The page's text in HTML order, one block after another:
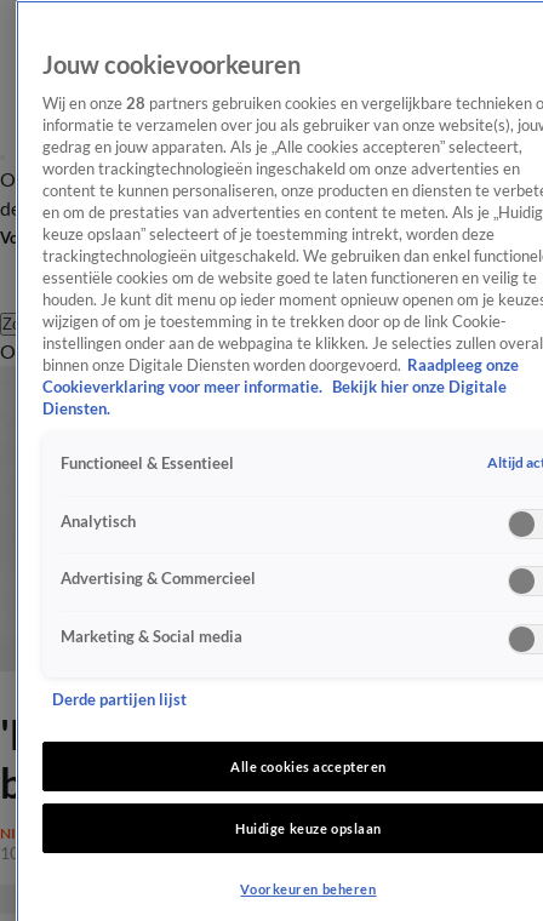
OverzichtAfleveringen Entertainment TV Algemeen
Tip
de redactieNieuwsbrief
Volg Shownieuws
Zoeken
OverzichtEntertainmentSpraakmakendRealityCrimeVideo's
'Brangelina-scheiding van de
baan!'
NIEUWS
10 aug 2017, 22:23
Jouw cookievoorkeuren
Wij en onze 28 partners gebruiken cookies en vergelijkbare technieken
informatie te verzamelen over jou als gebruiker van onze website(s),
gedrag en jouw apparaten. Als je „Alle cookies accepteren” selecteert,
worden trackingtechnologieën ingeschakeld om onze advertenties en
content te kunnen personaliseren, onze producten en diensten te
en om de prestaties van advertenties en content te meten. Als je
keuze opslaan” selecteert of je toestemming intrekt, worden deze
trackingtechnologieën uitgeschakeld. We gebruiken dan enkel
essentiële cookies om de website goed te laten functioneren en veilig te
houden. Je kunt dit menu op ieder moment opnieuw openen om je
wijzigen of om je toestemming in te trekken door op de link Cookie-
instellingen onder aan de webpagina te klikken. Je selecties zullen overal
binnen onze Digitale Diensten worden doorgevoerd. Raadpleeg onze
Cookieverklaring voor meer informatie.
Bekijk hier onze Digitale
Diensten.
Functioneel & Essentieel Altijd
Analytisch
Advertising & Commercieel
Marketing & Social media
Derde partijen lijst
Alle cookies accepteren
Huidige keuze opslaan
Voorkeuren beheren